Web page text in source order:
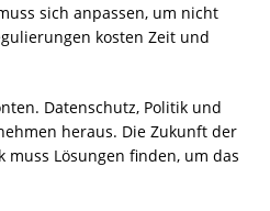
sich anpassen, um nicht
kosten Zeit und
Datenschutz, Politik und
heraus. Die Zukunft der
muss Lösungen finden, um das